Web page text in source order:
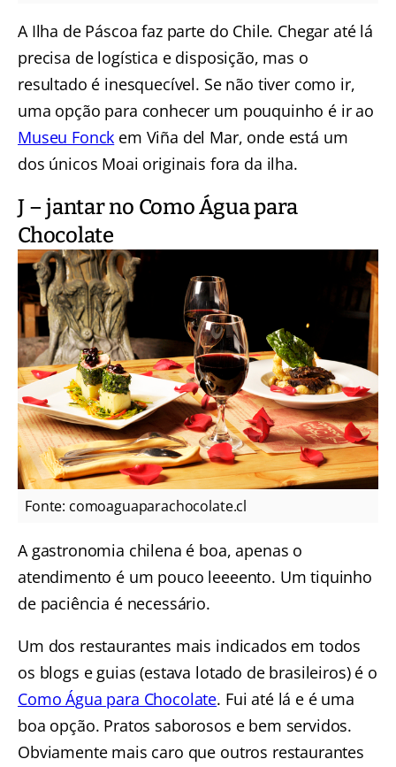
A Ilha de Páscoa faz parte do Chile. Chegar até lá
precisa de logística e disposição, mas o
resultado é inesquecível. Se não tiver como ir,
uma opção para conhecer um pouquinho é ir ao
Museu Fonck em Viña del Mar, onde está um
dos únicos Moai originais fora da ilha.
J – jantar no Como Água para
Chocolate
Fonte: comoaguaparachocolate.cl
A gastronomia chilena é boa, apenas o
atendimento é um pouco leeeento. Um tiquinho
de paciência é necessário.
Um dos restaurantes mais indicados em todos
os blogs e guias (estava lotado de brasileiros) é o
Como Água para Chocolate. Fui até lá e é uma
boa opção. Pratos saborosos e bem servidos.
Obviamente mais caro que outros restaurantes